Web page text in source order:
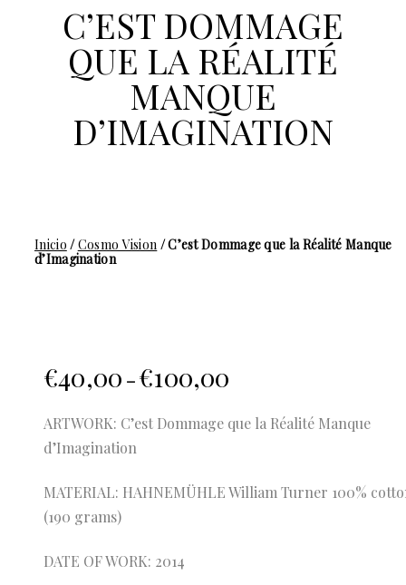
C’EST DOMMAGE
QUE LA RÉALITÉ
MANQUE
D’IMAGINATION
Inicio /Cosmo Vision / C’est Dommage que la Réalité Manque
d’Imagination
€40,00 – €100,00
ARTWORK: C’est Dommage que la Réalité Manque
d’Imagination
MATERIAL: HAHNEMÜHLE William Turner 100%
(190 grams)
DATE OF WORK: 2014